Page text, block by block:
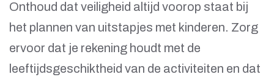
Onthoud dat veiligheid altijd voorop staat bij
het plannen van uitstapjes met kinderen. Zorg
ervoor dat je rekening houdt met de
leeftijdsgeschiktheid van de activiteiten en dat